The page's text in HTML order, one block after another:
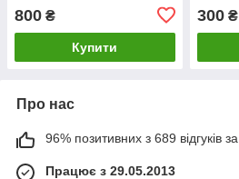
800 ₴
Купити
300₴
Про нас
96% позитивних з 689 відгуків за
Працює з 29.05.2013